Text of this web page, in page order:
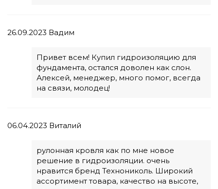
26.09.2023 Вадим
Привет всем! Купил гидроизоляцию для
фундамента, остался доволен как слон.
Алексей, менеджер, много помог, всегда
на связи, молодец!
06.04.2023 Виталий
рулонная кровля как по мне новое
решение в гидроизоляции. очень
нравится бренд Технониколь. Широкий
ассортимент товара, качество на высоте,